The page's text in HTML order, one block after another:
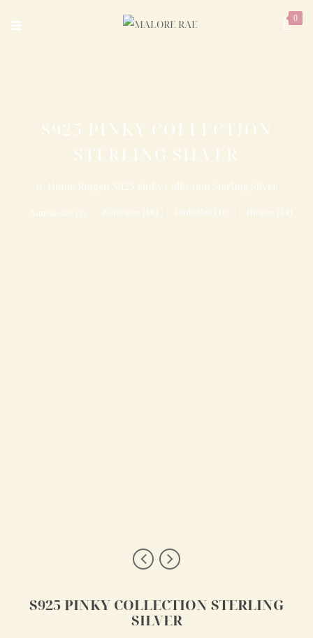
0
S925 PINKY COLLECTION
STERLING SILVER
Home Ringen S925 Pinky Collection Sterling Silver
Armbanden (5) Kettingen (16) Oorbellen (16) Ringen (14)
S925 PINKY COLLECTION STERLING
SILVER